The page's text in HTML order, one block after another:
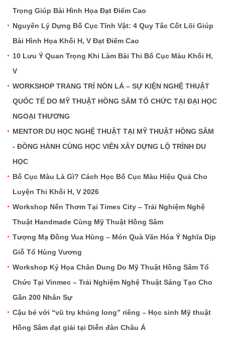
Trọng Giúp Bài Hình Họa Đạt Điểm Cao
Nguyên Lý Dựng Bố Cục Tĩnh Vật: 4 Quy Tắc Cốt Lõi Giúp
Bài Hình Họa Khối H, V Đạt Điểm Cao
10 Lưu Ý Quan Trọng Khi Làm Bài Thi Bố Cục Màu Khối H,
V
WORKSHOP TRANG TRÍ NÓN LÁ – SỰ KIỆN NGHỆ THUẬT
QUỐC TẾ DO MỸ THUẬT HỒNG SÂM TỔ CHỨC TẠI ĐẠI HỌC
NGOẠI THƯƠNG
MENTOR DU HỌC NGHỆ THUẬT TẠI MỸ THUẬT HỒNG SÂM
- ĐỒNG HÀNH CÙNG HỌC VIÊN XÂY DỰNG LỘ TRÌNH DU
HỌC
Bố Cục Màu Là Gì? Cách Học Bố Cục Màu Hiệu Quả Cho
Luyện Thi Khối H, V 2026
Workshop Nến Thơm Tại Times City – Trải Nghiệm Nghệ
Thuật Handmade Cùng Mỹ Thuật Hồng Sâm
Tượng Mạ Đồng Vua Hùng – Món Quà Văn Hóa Ý Nghĩa Dịp
Giỗ Tổ Hùng Vương
Workshop Ký Họa Chân Dung Do Mỹ Thuật Hồng Sâm Tổ
Chức Tại Vinmec – Trải Nghiệm Nghệ Thuật Sáng Tạo Cho
Gần 200 Nhân Sự
Cậu bé với “vũ trụ khủng long” riêng – Học sinh Mỹ thuật
Hồng Sâm đạt giải tại Diễn đàn Châu Á